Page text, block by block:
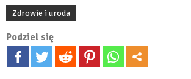
Zdrowie i uroda
Podziel się